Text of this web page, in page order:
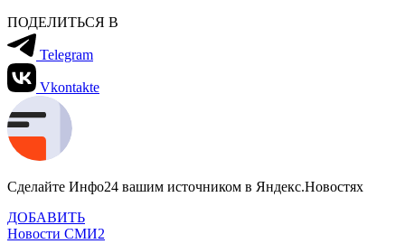
ПОДЕЛИТЬСЯ В
Telegram
Vkontakte
Сделайте Инфо24 вашим источником в Яндекс.Новостях
ДОБАВИТЬ
Новости СМИ2